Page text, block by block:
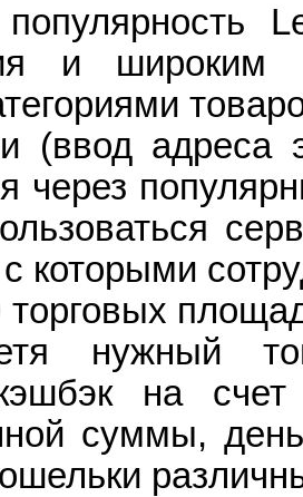
и широким
(ввод
через
которыми
торговых
нужный
на
суммы,